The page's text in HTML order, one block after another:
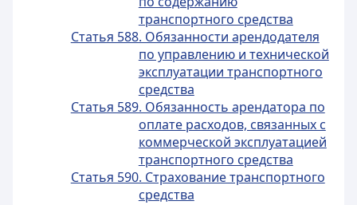
транспортного средства
Статья 588. Обязанности арендодателя
по управлению и технической
эксплуатации транспортного
средства
Статья 589. Обязанность арендатора по
оплате расходов, связанных с
коммерческой эксплуатацией
транспортного средства
Статья 590. Страхование транспортного
средства